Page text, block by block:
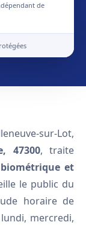
de
sur-Lot,
47300, traite
et
le public du
horaire de
mercredi,